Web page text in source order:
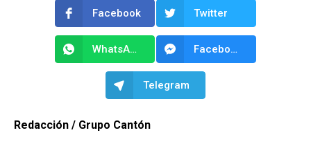
Facebook Twitter
WhatsApp Facebook Messenger
Telegram
Redacción / Grupo Cantón